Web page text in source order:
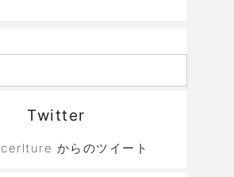
Twitter
からのツイート